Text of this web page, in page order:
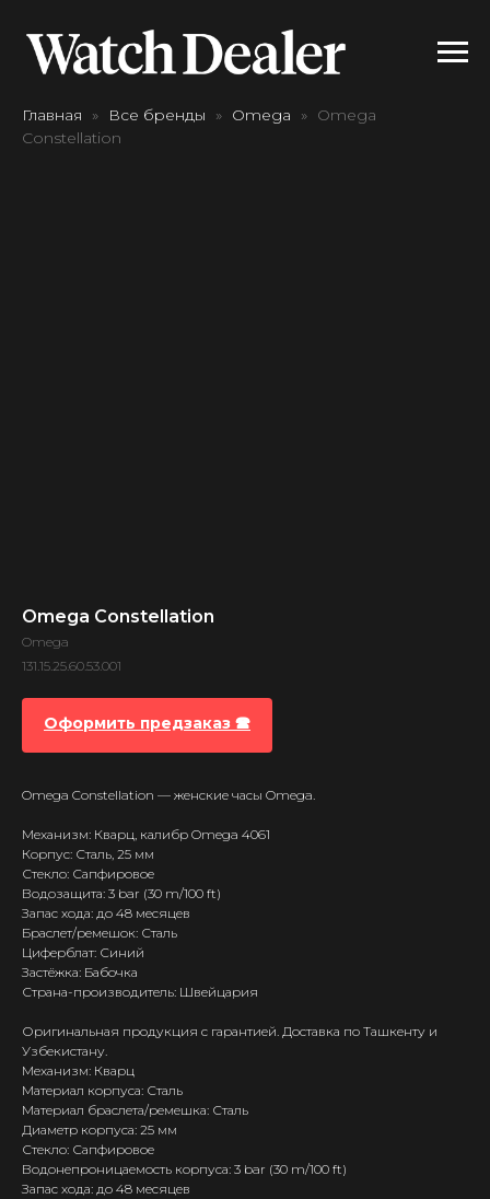
Главная Все бренды Omega
Omega
Constellation
Omega Constellation
Omega
131.15.25.60.53.001
Оформить предзаказ 🕿
Omega Constellation — женские часы Omega.
Механизм: Кварц, калибр Omega 4061
Корпус: Сталь, 25 мм
Стекло: Сапфировое
Водозащита: 3 bar (30 m/100 ft)
Запас хода: до 48 месяцев
Браслет/ремешок: Сталь
Циферблат: Синий
Застёжка: Бабочка
Страна-производитель: Швейцария
Оригинальная продукция с гарантией. Доставка по Ташкенту и
Узбекистану.
Механизм: Кварц
Материал корпуса: Сталь
Материал браслета/ремешка: Сталь
Диаметр корпуса: 25 мм
Стекло: Сапфировое
Водонепроницаемость корпуса: 3 bar (30 m/100 ft)
Запас хода: до 48 месяцев